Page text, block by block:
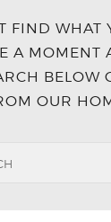
FIND WHAT
A MOMENT
BELOW
OUR